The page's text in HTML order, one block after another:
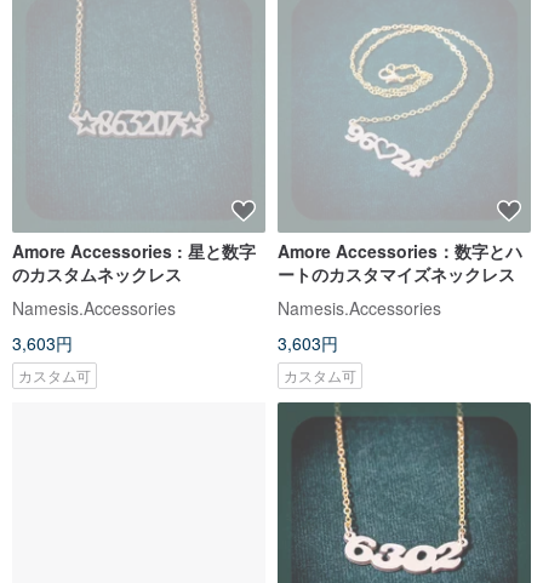
Amore Accessories : 星と数字
のカスタムネックレス
Namesis.Accessories
3,603円
カスタム可
Amore Accessories：数字とハ
ートのカスタマイズネックレス
Namesis.Accessories
3,603円
カスタム可